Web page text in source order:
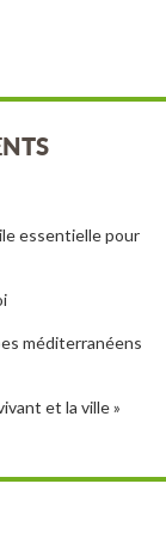
essentielle pour
méditerranéens
et la ville »